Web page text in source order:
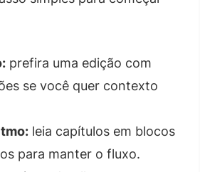
prefira uma edição com
se você quer contexto
leia capítulos em blocos
para manter o fluxo.